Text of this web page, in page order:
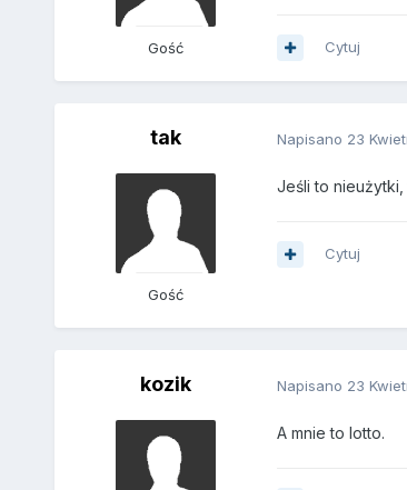
Gość Cytuj
tak
Gość
Napisano 23
Jeśli to
Cytuj
kozik Napisano 23
A mnie to lotto.